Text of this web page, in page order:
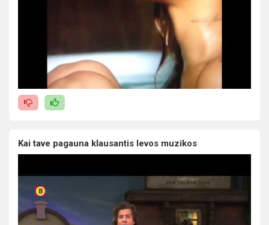
Kai tave pagauna klausantis levos muzikos